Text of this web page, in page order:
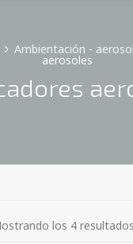
Ambientación -
aerosoles
los 4 resultados